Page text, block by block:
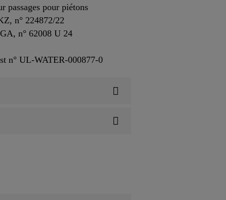
passages pour piétons
n° 224872/22
n° 62008 U 24
n° UL-WATER-000877-0